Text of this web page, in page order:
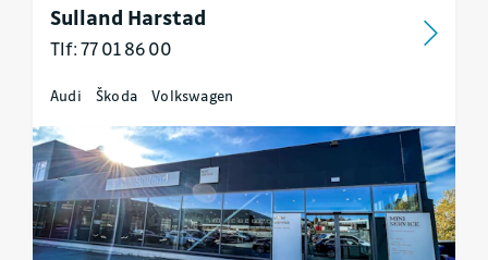
Sulland Harstad
Tlf: 77 01 86 00
Audi Škoda Volkswagen